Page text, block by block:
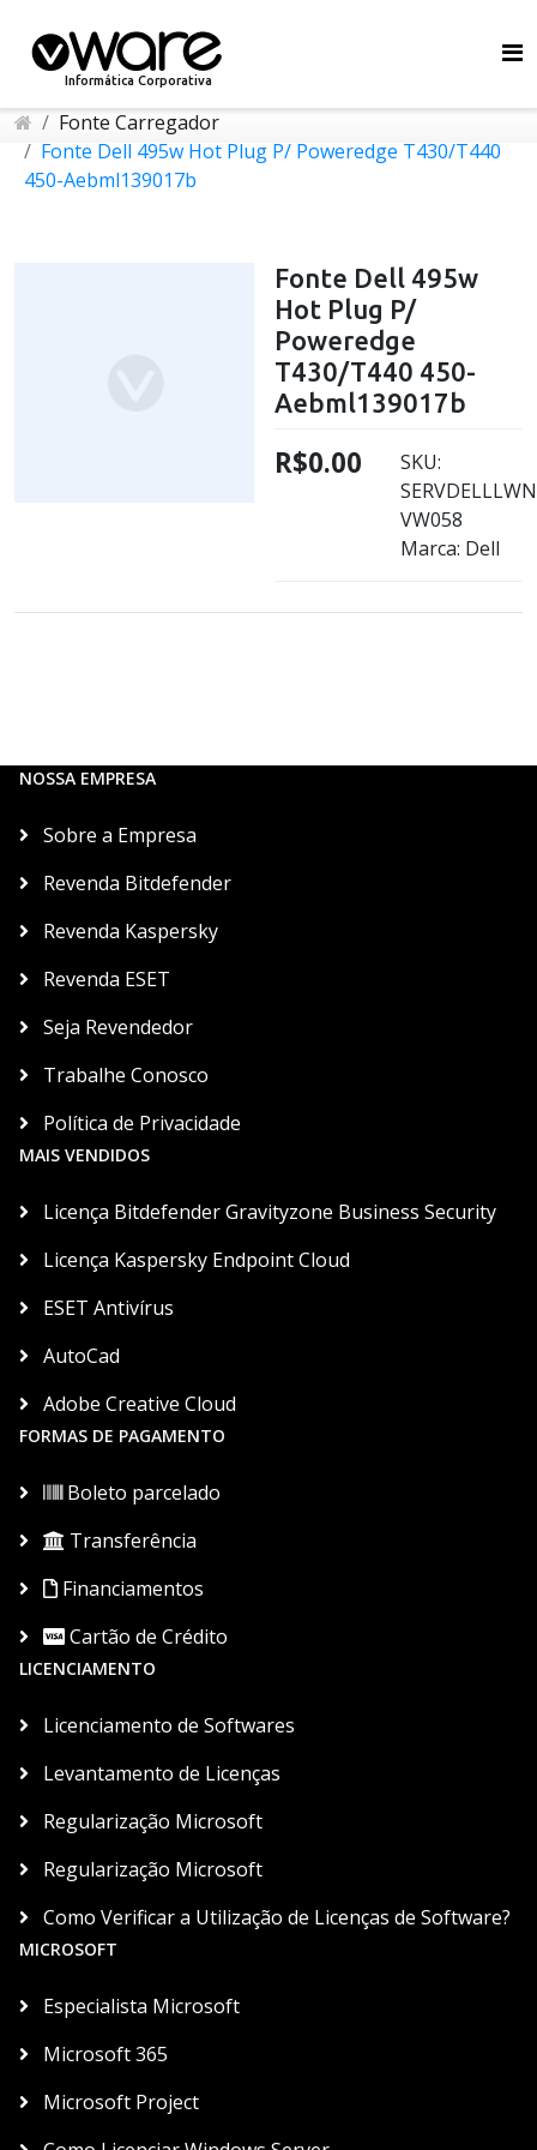
Informática Corporativa
Fonte Carregador
Fonte Dell 495w Hot Plug P/ Poweredge T430/T440
450-Aebml139017b
Fonte Dell 495w
Hot Plug P/
Poweredge
T430/T440 450-
Aebml139017b
R$0.00
SKU:
VW058
Marca: Dell
NOSSA EMPRESA
Sobre a Empresa
Revenda Bitdefender
Revenda Kaspersky
Revenda ESET
Seja Revendedor
Trabalhe Conosco
Política de Privacidade
MAIS VENDIDOS
Licença Bitdefender Gravityzone Business Security
Licença Kaspersky Endpoint Cloud
ESET Antivírus
AutoCad
Adobe Creative Cloud
FORMAS DE PAGAMENTO
Boleto parcelado
Transferência
Financiamentos
Cartão de Crédito
LICENCIAMENTO
Licenciamento de Softwares
Levantamento de Licenças
Regularização Microsoft
Regularização Microsoft
Como Verificar a Utilização de Licenças de Software?
MICROSOFT
Especialista Microsoft
Microsoft 365
Microsoft Project